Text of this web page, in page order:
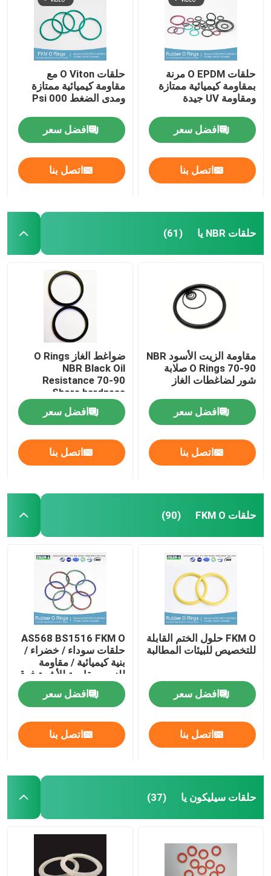
حلقات O EPDM مرنة
بمقاومة كيميائية ممتازة
ومقاومة UV جيدة
افضل سعر
اتصل بنا
حلقات O Viton مع
مقاومة كيميائية ممتازة
ومدى الضغط 000 Psi
افضل سعر
اتصل بنا
حلقات NBR يا (61)
مقاومة الزيت الأسود NBR
O Rings 70-90 صلابة
شور لضاغطات الغاز
افضل سعر
اتصل بنا
ضواغط الغاز O Rings
NBR Black Oil
Resistance 70-90
Shore hardness
افضل سعر
اتصل بنا
حلقات FKM O (90)
FKM O حلول الختم القابلة
للتخصيص للبيئات المطالبة
افضل سعر
اتصل بنا
AS568 BS1516 FKM O
حلقات سوداء / خضراء /
بنية كيميائية / مقاومة
للزيت مقاومة للأشعة فوق
البنفسجية
افضل سعر
اتصل بنا
حلقات سيليكون يا (37)